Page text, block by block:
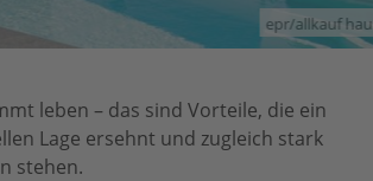
epr/allkauf haus
leben – das sind Vorteile, die ein
Lage ersehnt und zugleich stark
stehen.